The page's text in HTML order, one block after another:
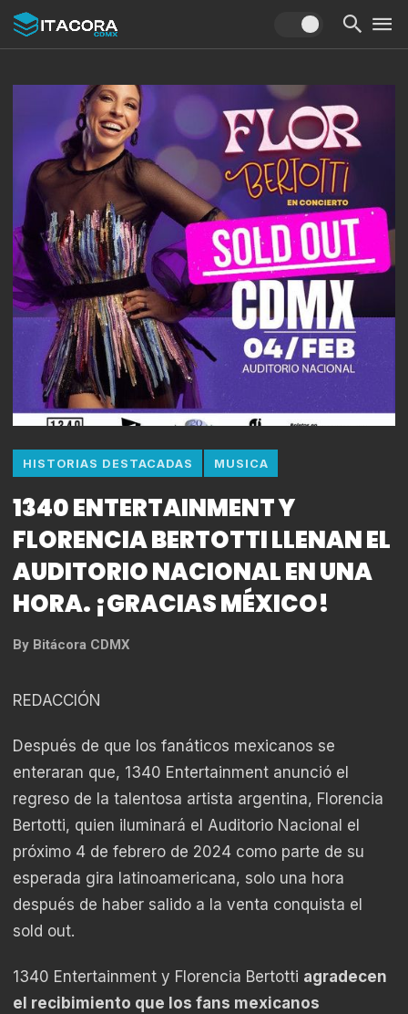
HISTORIAS DESTACADAS MUSICA
1340 ENTERTAINMENT Y
FLORENCIA BERTOTTI LLENAN EL
AUDITORIO NACIONAL EN UNA
HORA. ¡GRACIAS MÉXICO!
By Bitácora CDMX
REDACCIÓN
Después de que los fanáticos mexicanos se
enteraran que, 1340 Entertainment anunció el
regreso de la talentosa artista argentina, Florencia
Bertotti, quien iluminará el Auditorio Nacional el
próximo 4 de febrero de 2024 como parte de su
esperada gira latinoamericana, solo una hora
después de haber salido a la venta conquista el
sold out.
1340 Entertainment y Florencia Bertotti agradecen
el recibimiento que los fans mexicanos